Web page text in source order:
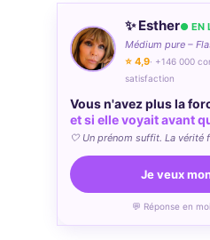
✨ Esther● EN
Médium pure –
⭐ 4,9· +146 000
satisfaction
Vous n'avez plus la
et si elle voyait avant
🤍 Un prénom suffit. La vérité
Je veux
💬 Réponse en